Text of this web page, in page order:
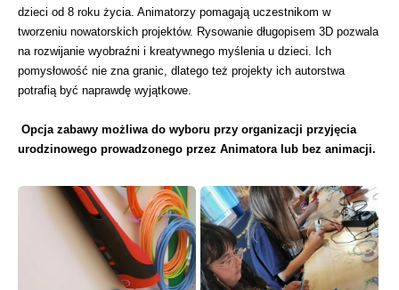
dzieci od 8 roku życia. Animatorzy pomagają uczestnikom w
tworzeniu nowatorskich projektów. Rysowanie długopisem 3D pozwala
na rozwijanie wyobraźni i kreatywnego myślenia u dzieci. Ich
pomysłowość nie zna granic, dlatego też projekty ich autorstwa
potrafią być naprawdę wyjątkowe.
Opcja zabawy możliwa do wyboru przy organizacji przyjęcia
urodzinowego prowadzonego przez Animatora lub bez animacji.